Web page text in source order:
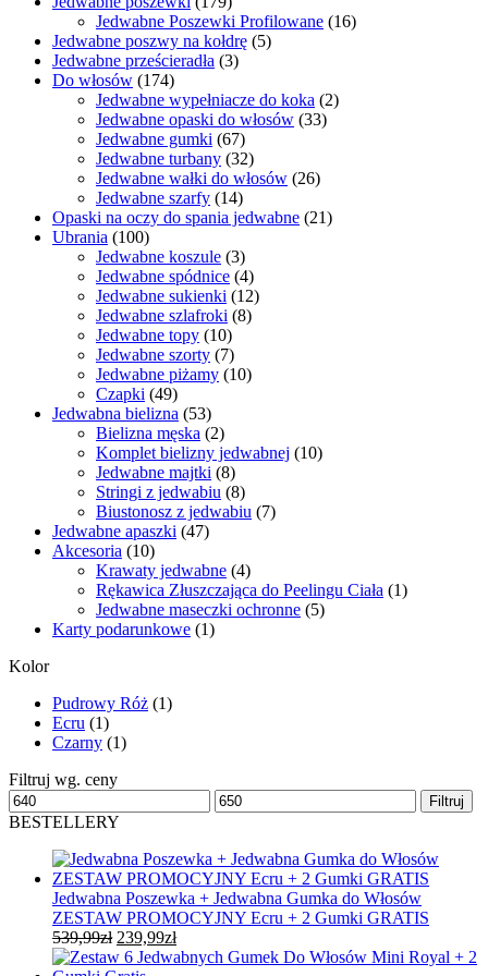
Opcje
można
wybrać
na
stronie
produktu
Jedwabne Poszewki Profilowane (16)
Jedwabne poszwy na kołdrę (5)
Jedwabne prześcieradła (3)
Do włosów (174)
Jedwabne wypełniacze do koka (2)
Jedwabne opaski do włosów (33)
Jedwabne gumki (67)
Jedwabne turbany (32)
Jedwabne wałki do włosów (26)
Jedwabne szarfy (14)
Opaski na oczy do spania jedwabne (21)
Ubrania (100)
Jedwabne koszule (3)
Jedwabne spódnice (4)
Jedwabne sukienki (12)
Jedwabne szlafroki (8)
Jedwabne topy (10)
Jedwabne szorty (7)
Jedwabne piżamy (10)
Czapki (49)
Jedwabna bielizna (53)
Bielizna męska (2)
Komplet bielizny jedwabnej (10)
Jedwabne majtki (8)
Stringi z jedwabiu (8)
Biustonosz z jedwabiu (7)
Jedwabne apaszki (47)
Akcesoria (10)
Krawaty jedwabne (4)
Rękawica Złuszczająca do Peelingu Ciała (1)
Jedwabne maseczki ochronne (5)
Karty podarunkowe (1)
Kolor
Pudrowy Róż (1)
Ecru (1)
Czarny (1)
Filtruj wg. ceny
Cena
min
Cena
max
Filtruj
BESTELLERY
Jedwabna Poszewka + Jedwabna Gumka do Włosów
ZESTAW PROMOCYJNY Ecru + 2 Gumki GRATIS
539,99zł Pierwotna
cena
239,99złAktualna
cena